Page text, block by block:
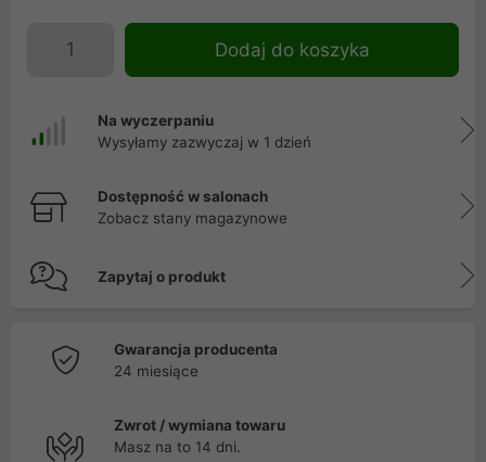
Dodaj do koszyka
Na wyczerpaniu
Wysyłamy zazwyczaj w 1 dzień
Dostępność w salonach
Zobacz stany magazynowe
Zapytaj o produkt
Gwarancja producenta
24 miesiące
Zwrot / wymiana towaru
Masz na to 14 dni.